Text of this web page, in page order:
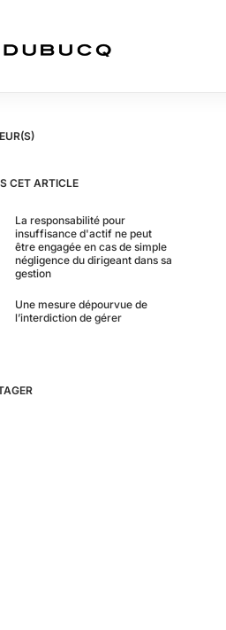
CET ARTICLE
La responsabilité pour
insuffisance d'actif ne peut
être engagée en cas de simple
négligence du dirigeant dans sa
gestion
Une mesure dépourvue de
l’interdiction de gérer